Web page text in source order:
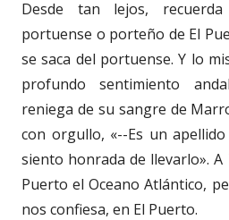
Desde tan lejos,
portuense o porteño de El
se saca del portuense. Y lo
profundo sentimiento
reniega de su sangre de
con orgullo, «--Es un
siento honrada de llevarlo». A
Puerto el Oceano Atlántico,
nos confiesa, en El Puerto.